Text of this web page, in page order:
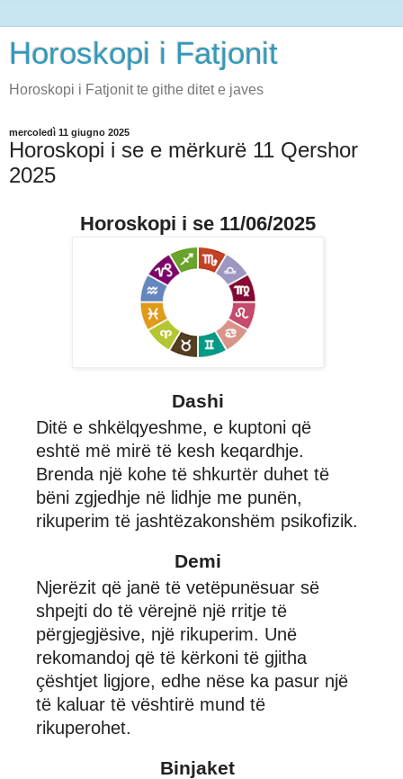
Horoskopi i Fatjonit
Horoskopi i Fatjonit te githe ditet e javes
mercoledì 11 giugno 2025
Horoskopi i se e mërkurë 11 Qershor
2025
Horoskopi i se 11/06/2025
Dashi
Ditë e shkëlqyeshme, e kuptoni që
eshtë më mirë të kesh keqardhje.
Brenda një kohe të shkurtër duhet të
bëni zgjedhje në lidhje me punën,
rikuperim të jashtëzakonshëm psikofizik.
Demi
Njerëzit që janë të vetëpunësuar së
shpejti do të vërejnë një rritje të
përgjegjësive, një rikuperim. Unë
rekomandoj që të kërkoni të gjitha
çështjet ligjore, edhe nëse ka pasur një
të kaluar të vështirë mund të
rikuperohet.
Binjaket